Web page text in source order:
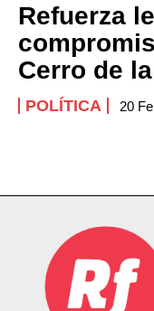
Refuerza
Cerro de
POLÍTICA 20